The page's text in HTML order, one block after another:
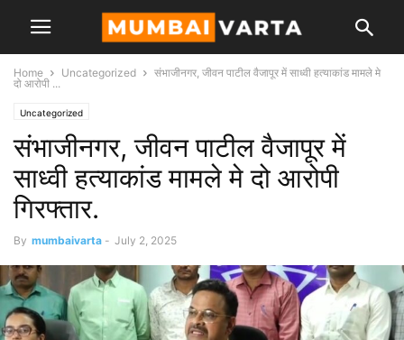
Home Uncategorized
संभाजीनगर, जीवन पाटील वैजापूर में साध्वी हत्याकांड मामले मे
दो आरोपी ...
Uncategorized
संभाजीनगर, जीवन पाटील वैजापूर में
साध्वी हत्याकांड मामले मे दो आरोपी
गिरफ्तार.
By mumbaivarta - July 2, 2025